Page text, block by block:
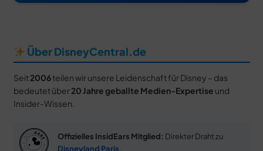
Über DisneyCentral.de
Seit 2006teilen wir unsere Leidenschaft für Disney – das
bedeutet über 20 Jahre geballte Medien-Expertise und
Insider-Wissen.
Offizielles InsidEars Mitglied: Direkter Draht zu
Disneyland Paris